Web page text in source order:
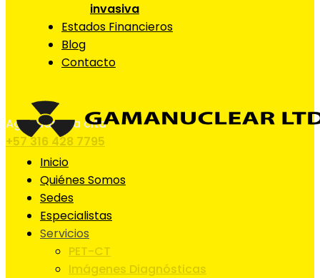
invasiva
Estados Financieros
Blog
Contacto
Agendar una cita
+57 316 428 7795
Inicio
Quiénes Somos
Sedes
Especialistas
Servicios
PET-CT
Imágenes Diagnósticas